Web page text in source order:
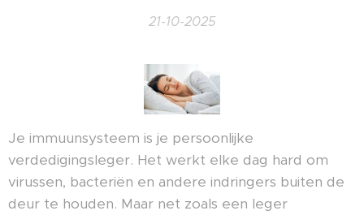
21-10-2025
Je immuunsysteem is je persoonlijke
verdedigingsleger. Het werkt elke dag hard om
virussen, bacteriën en andere indringers buiten de
deur te houden. Maar net zoals een leger